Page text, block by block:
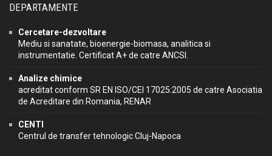
DEPARTAMENTE
Cercetare-dezvoltare
Mediu si sanatate, bioenergie-biomasa, analitica si
instrumentatie. Certificat A+ de catre ANCSI.
Analize chimice
acreditat conform SR EN ISO/CEI 17025:2005 de catre Asociatia
de Acreditare din Romania, RENAR
CENTI
Centrul de transfer tehnologic Cluj-Napoca